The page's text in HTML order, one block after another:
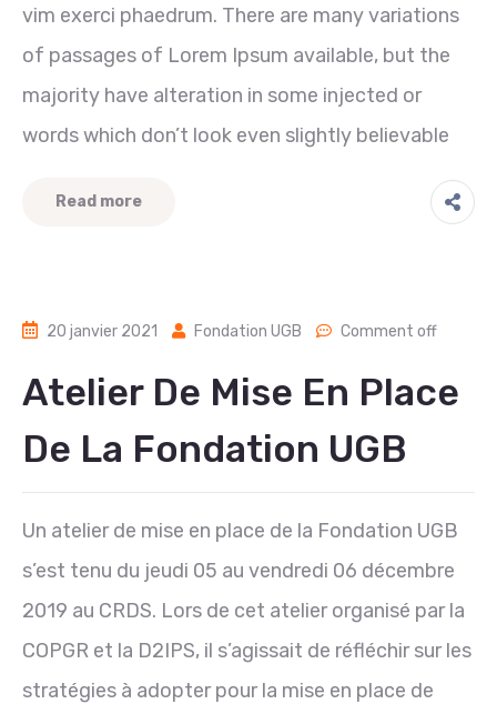
vim exerci phaedrum. There are many variations
of passages of Lorem Ipsum available, but the
majority have alteration in some injected or
words which don’t look even slightly believable
Read more
20 janvier 2021 Fondation UGB Comment off
Atelier De Mise En Place
De La Fondation UGB
Un atelier de mise en place de la Fondation UGB
s’est tenu du jeudi 05 au vendredi 06 décembre
2019 au CRDS. Lors de cet atelier organisé par la
COPGR et la D2IPS, il s’agissait de réfléchir sur les
stratégies à adopter pour la mise en place de